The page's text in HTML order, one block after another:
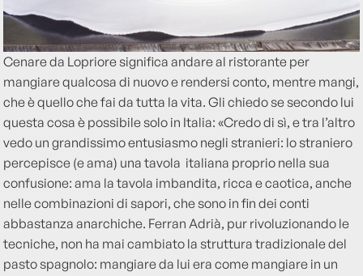
Cenare da Lopriore significa andare al ristorante per
mangiare qualcosa di nuovo e rendersi conto, mentre mangi,
che è quello che fai da tutta la vita. Gli chiedo se secondo lui
questa cosa è possibile solo in Italia: «Credo di sì, e tra l’altro
vedo un grandissimo entusiasmo negli stranieri: lo straniero
percepisce (e ama) una tavola italiana proprio nella sua
confusione: ama la tavola imbandita, ricca e caotica, anche
nelle combinazioni di sapori, che sono in fin dei conti
abbastanza anarchiche. Ferran Adrià, pur rivoluzionando le
tecniche, non ha mai cambiato la struttura tradizionale del
pasto spagnolo: mangiare da lui era come mangiare in un